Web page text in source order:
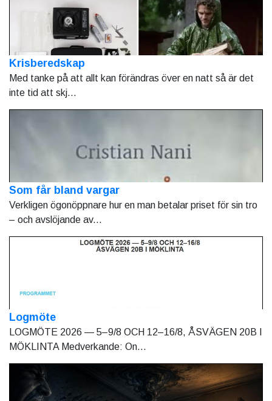
Krisberedskap
Med tanke på att allt kan förändras över en natt så är det
inte tid att skj...
Som får bland vargar
Verkligen ögonöppnare hur en man betalar priset för sin tro
– och avslöjande av...
Logmöte
LOGMÖTE 2026 — 5–9/8 OCH 12–16/8, ÅSVÄGEN 20B I
MÖKLINTA Medverkande: On...